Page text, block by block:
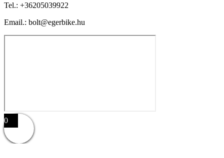
Tel.: +36205039922
Email.: bolt@egerbike.hu
0